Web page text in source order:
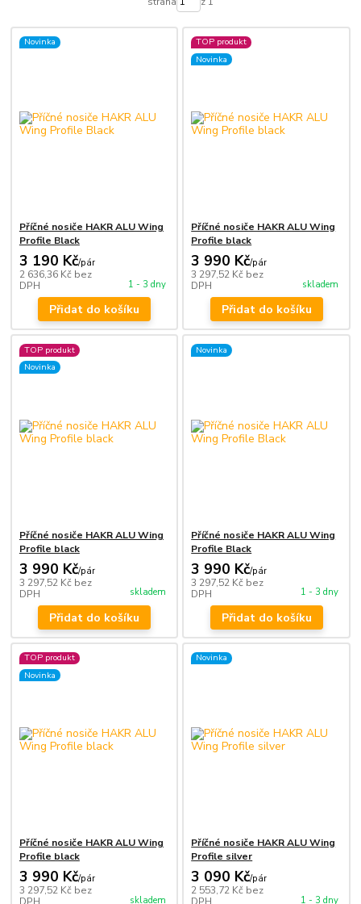
Novinka
Příčné nosiče HAKR ALU Wing
Profile Black
3 190 Kč/pár
2 636,36 Kč bez
DPH
1 - 3 dny
Přidat do košíku
TOP produkt
Novinka
Příčné nosiče HAKR ALU Wing
Profile black
3 990 Kč/pár
3 297,52 Kč bez
DPH
skladem
Přidat do košíku
TOP produkt
Novinka
Příčné nosiče HAKR ALU Wing
Profile black
3 990 Kč/pár
3 297,52 Kč bez
DPH
skladem
Přidat do košíku
Novinka
Příčné nosiče HAKR ALU Wing
Profile Black
3 990 Kč/pár
3 297,52 Kč bez
DPH
1 - 3 dny
Přidat do košíku
TOP produkt
Novinka
Příčné nosiče HAKR ALU Wing
Profile black
3 990 Kč/pár
3 297,52 Kč bez
skladem
Novinka
Příčné nosiče HAKR ALU Wing
Profile silver
3 090 Kč/pár
2 553,72 Kč bez
1 - 3 dny